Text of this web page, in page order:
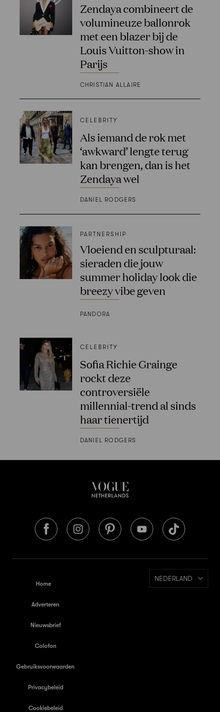
Zendaya combineert de
volumineuze ballonrok
met een blazer bij de
Louis Vuitton-show in
Parijs
CHRISTIAN ALLAIRE
CELEBRITY
Als iemand de rok met
‘awkward’ lengte terug
kan brengen, dan is het
Zendaya wel
DANIEL RODGERS
PARTNERSHIP
Vloeiend en sculpturaal:
sieraden die jouw
summer holiday look die
breezy vibe geven
PANDORA
CELEBRITY
Sofia Richie Grainge
rockt deze
controversiële
millennial-trend al sinds
haar tienertijd
DANIEL RODGERS
Home
Adverteren
Nieuwsbrief
Colofon
Gebruiksvoorwaarden
Privacybeleid
Cookiebeleid
NEDERLAND